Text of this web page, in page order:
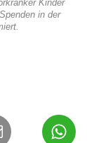
Kinder
in der